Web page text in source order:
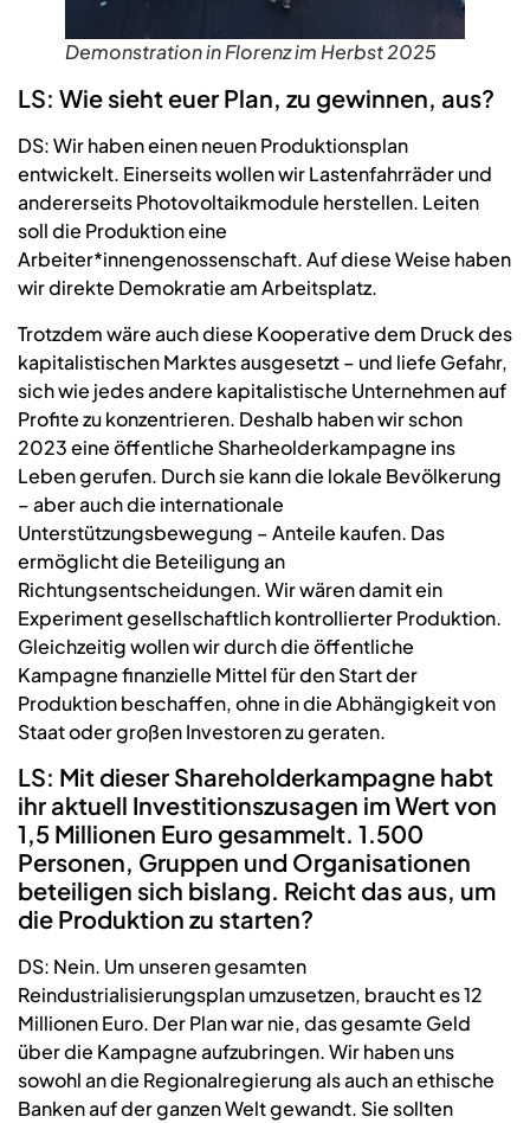
Demonstration in Florenz im Herbst 2025
LS: Wie sieht euer Plan, zu gewinnen, aus?
DS: Wir haben einen neuen Produktionsplan
entwickelt. Einerseits wollen wir Lastenfahrräder und
andererseits Photovoltaikmodule herstellen. Leiten
soll die Produktion eine
Arbeiter*innengenossenschaft. Auf diese Weise haben
wir direkte Demokratie am Arbeitsplatz.
Trotzdem wäre auch diese Kooperative dem Druck des
kapitalistischen Marktes ausgesetzt – und liefe Gefahr,
sich wie jedes andere kapitalistische Unternehmen auf
Profite zu konzentrieren. Deshalb haben wir schon
2023 eine öffentliche Sharheolderkampagne ins
Leben gerufen. Durch sie kann die lokale Bevölkerung
– aber auch die internationale
Unterstützungsbewegung – Anteile kaufen. Das
ermöglicht die Beteiligung an
Richtungsentscheidungen. Wir wären damit ein
Experiment gesellschaftlich kontrollierter Produktion.
Gleichzeitig wollen wir durch die öffentliche
Kampagne finanzielle Mittel für den Start der
Produktion beschaffen, ohne in die Abhängigkeit von
Staat oder großen Investoren zu geraten.
LS: Mit dieser Shareholderkampagne habt
ihr aktuell Investitionszusagen im Wert von
1,5 Millionen Euro gesammelt. 1.500
Personen, Gruppen und Organisationen
beteiligen sich bislang. Reicht das aus, um
die Produktion zu starten?
DS: Nein. Um unseren gesamten
Reindustrialisierungsplan umzusetzen, braucht es 12
Millionen Euro. Der Plan war nie, das gesamte Geld
über die Kampagne aufzubringen. Wir haben uns
sowohl an die Regionalregierung als auch an ethische
Banken auf der ganzen Welt gewandt. Sie sollten